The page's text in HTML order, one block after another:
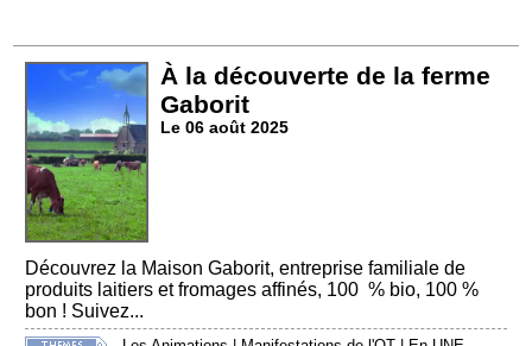
À la découverte de la ferme
Gaborit
Le 06 août 2025
Découvrez la Maison Gaborit, entreprise familiale de
produits laitiers et fromages affinés, 100 % bio, 100 %
bon ! Suivez...